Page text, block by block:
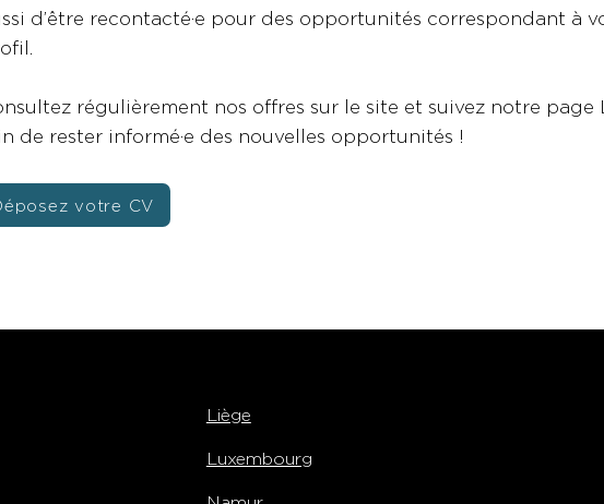
d’être recontacté·e pour des opportunités correspondant à
régulièrement nos offres sur le site et suivez notre page
de rester informé·e des nouvelles opportunités !
votre CV
Liège
Luxembourg